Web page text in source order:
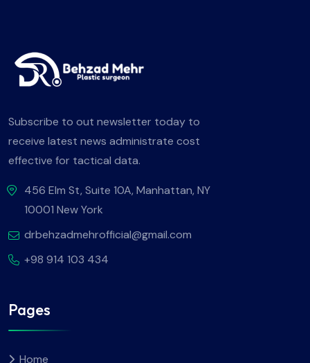
Subscribe to out newsletter today to
receive latest news administrate cost
effective for tactical data.
456 Elm St, Suite 10A, Manhattan, NY
10001 New York
drbehzadmehrofficial@gmail.com
+98 914 103 434
Pages
Home